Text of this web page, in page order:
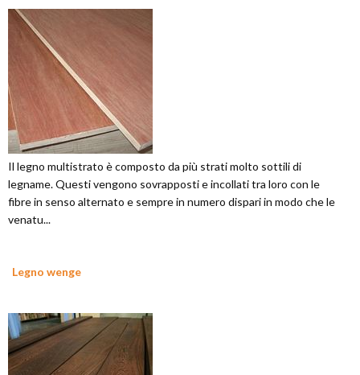
Il legno multistrato è composto da più strati molto sottili di
legname. Questi vengono sovrapposti e incollati tra loro con le
fibre in senso alternato e sempre in numero dispari in modo che le
venatu...
Legno wenge